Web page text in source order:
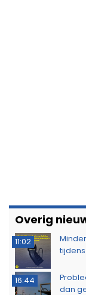
Overig
11:02
16:44
dan